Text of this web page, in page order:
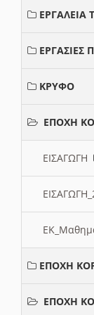
ΕΡΓΑΛΕΙΑ
ΕΡΓΑΣΙΕΣ
ΚΡΥΦΟ
ΕΠΟΧΗ
ΕΙΣΑΓΩΓΗ
ΕΠΟΧΗ
ΕΠΟΧΗ